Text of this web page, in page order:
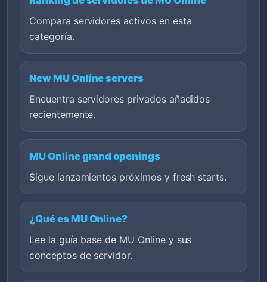
Compara servidores activos en esta
categoría.
New MU Online servers
Encuentra servidores privados añadidos
recientemente.
MU Online grand openings
Sigue lanzamientos próximos y fresh starts.
¿Qué es MU Online?
Lee la guía base de MU Online y sus
conceptos de servidor.